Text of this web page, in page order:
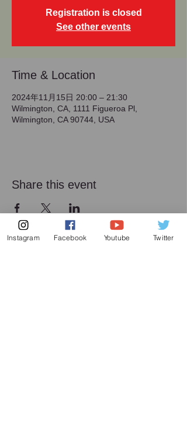
Registration is closed
See other events
Time & Location
2024年11月15日 20:00 – 21:30
Wilmington, CA, 1111 Figueroa Pl,
Wilmington, CA 90744, USA
Share this event
Instagram Facebook Youtube Twitter